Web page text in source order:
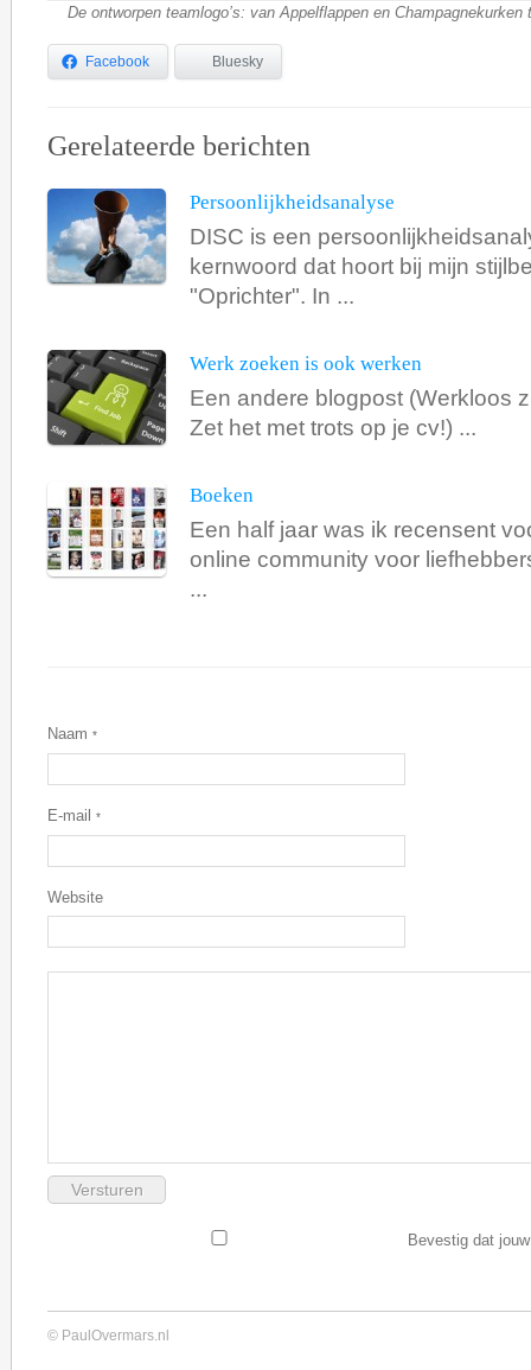
De ontworpen teamlogo’s: van Appelflappen en
Facebook Bluesky
Gerelateerde berichten
Persoonlijkheidsanalyse
DISC is een
kernwoord dat hoort bij mijn
"Oprichter". In ...
Werk zoeken is ook werken
Een andere blogpost (Werkloos
Zet het met trots op je cv!) ...
Boeken
Een half jaar was ik recensent
online community voor
...
Naam *
E-mail *
Website
Bevestig dat
© PaulOvermars.nl